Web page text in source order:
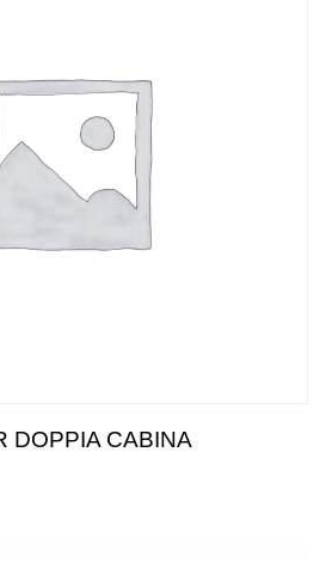
DOPPIA CABINA